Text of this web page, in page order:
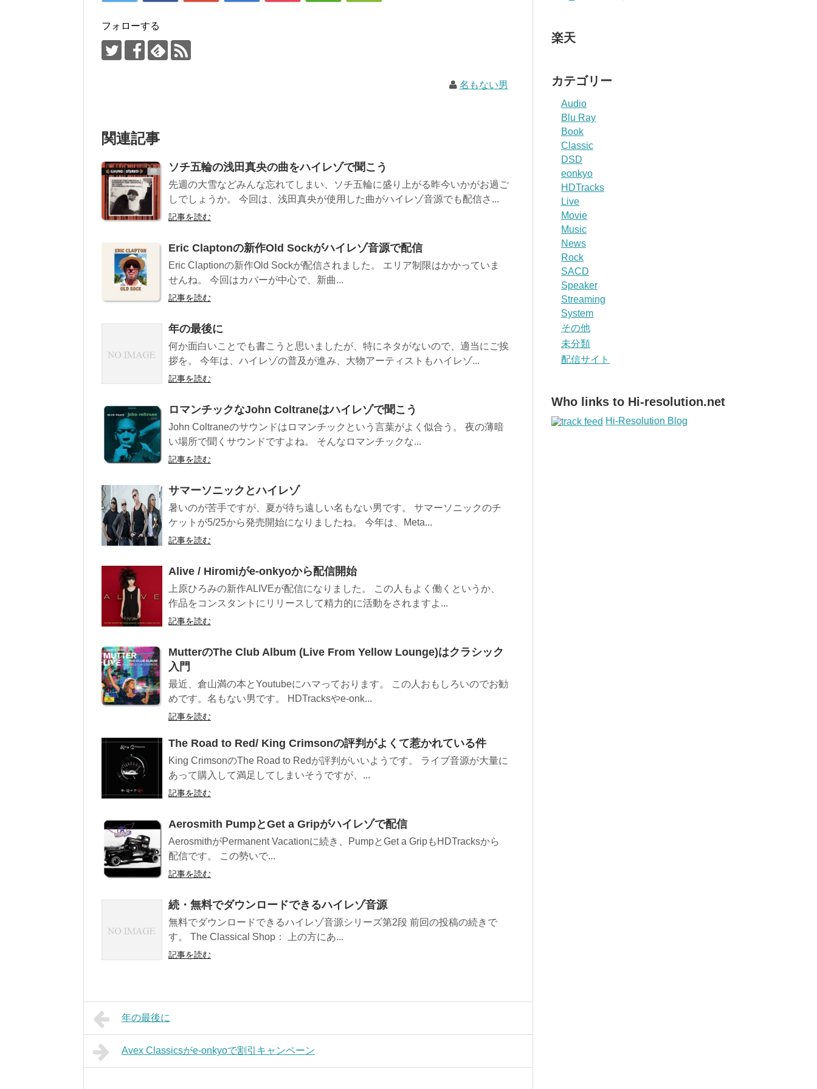
フォローする
名もない男
関連記事
ソチ五輪の浅田真央の曲をハイレゾで聞こう
先週の大雪などみんな忘れてしまい、ソチ五輪に盛り上がる昨今いかがお過ご
しでしょうか。 今回は、浅田真央が使用した曲がハイレゾ音源でも配信さ...
記事を読む
Eric Claptonの新作Old Sockがハイレゾ音源で配信
Eric Claptionの新作Old Sockが配信されました。 エリア制限はかかっていま
せんね。 今回はカバーが中心で、新曲...
記事を読む
年の最後に
何か面白いことでも書こうと思いましたが、特にネタがないので、適当にご挨
拶を。 今年は、ハイレゾの普及が進み、大物アーティストもハイレゾ...
記事を読む
ロマンチックなJohn Coltraneはハイレゾで聞こう
John Coltraneのサウンドはロマンチックという言葉がよく似合う。 夜の薄暗
い場所で聞くサウンドですよね。 そんなロマンチックな...
記事を読む
サマーソニックとハイレゾ
暑いのが苦手ですが、夏が待ち遠しい名もない男です。 サマーソニックのチ
ケットが5/25から発売開始になりましたね。 今年は、Meta...
記事を読む
Alive / Hiromiがe-onkyoから配信開始
上原ひろみの新作ALIVEが配信になりました。 この人もよく働くというか、
作品をコンスタントにリリースして精力的に活動をされますよ...
記事を読む
MutterのThe Club Album (Live From Yellow Lounge)はクラシック
入門
最近、倉山満の本とYoutubeにハマっております。 この人おもしろいのでお勧
めです。名もない男です。 HDTracksやe-onk...
記事を読む
The Road to Red/ King Crimsonの評判がよくて惹かれている件
King CrimsonのThe Road to Redが評判がいいようです。 ライブ音源が大量に
あって購入して満足してしまいそうですが、...
記事を読む
Aerosmith PumpとGet a Gripがハイレゾで配信
AerosmithがPermanent Vacationに続き、PumpとGet a GripもHDTracksから
配信です。 この勢いで...
記事を読む
続・無料でダウンロードできるハイレゾ音源
無料でダウンロードできるハイレゾ音源シリーズ第2段 前回の投稿の続きで
す。 The Classical Shop： 上の方にあ...
記事を読む
年の最後に
Avex Classicsがe-onkyoで割引キャンペーン
楽天
カテゴリー
Audio
Blu Ray
Book
Classic
DSD
eonkyo
HDTracks
Live
Movie
Music
News
Rock
SACD
Speaker
Streaming
System
その他
未分類
配信サイト
Who links to Hi-resolution.net
Hi-Resolution Blog